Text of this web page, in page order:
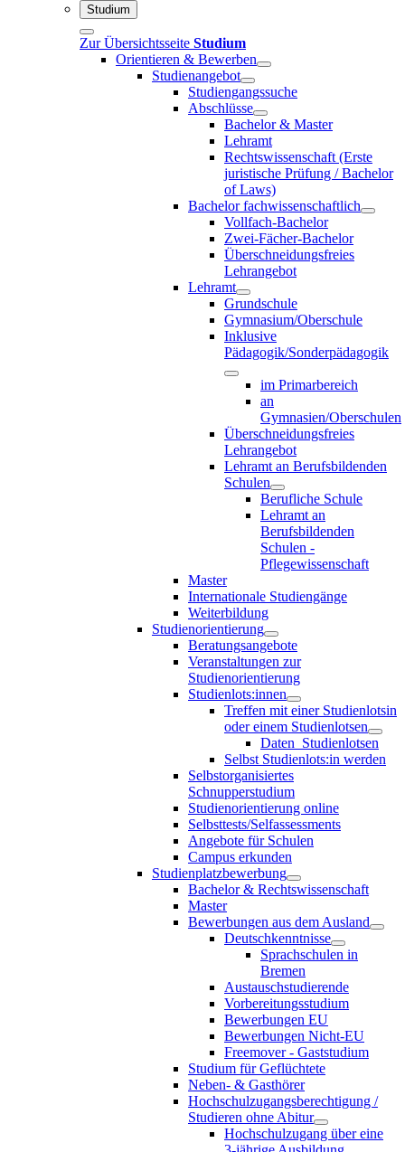
Studium
Zur Übersichtsseite Studium
Orientieren & Bewerben
Studienangebot
Studiengangssuche
Abschlüsse
Bachelor & Master
Lehramt
Rechtswissenschaft (Erste
juristische Prüfung / Bachelor
of Laws)
Bachelor fachwissenschaftlich
Vollfach-Bachelor
Zwei-Fächer-Bachelor
Überschneidungsfreies
Lehrangebot
Lehramt
Grundschule
Gymnasium/Oberschule
Inklusive
Pädagogik/Sonderpädagogik
im Primarbereich
an
Gymnasien/Oberschulen
Überschneidungsfreies
Lehrangebot
Lehramt an Berufsbildenden
Schulen
Berufliche Schule
Lehramt an
Berufsbildenden
Schulen -
Pflegewissenschaft
Master
Internationale Studiengänge
Weiterbildung
Studienorientierung
Beratungsangebote
Veranstaltungen zur
Studienorientierung
Studienlots:innen
Treffen mit einer Studienlotsin
oder einem Studienlotsen
Daten_Studienlotsen
Selbst Studienlots:in werden
Selbstorganisiertes
Schnupperstudium
Studienorientierung online
Selbsttests/Selfassessments
Angebote für Schulen
Campus erkunden
Studienplatzbewerbung
Bachelor & Rechtswissenschaft
Master
Bewerbungen aus dem Ausland
Deutschkenntnisse
Sprachschulen in
Bremen
Austauschstudierende
Vorbereitungsstudium
Bewerbungen EU
Bewerbungen Nicht-EU
Freemover - Gaststudium
Studium für Geflüchtete
Neben- & Gasthörer
Hochschulzugangsberechtigung /
Studieren ohne Abitur
Hochschulzugang über eine